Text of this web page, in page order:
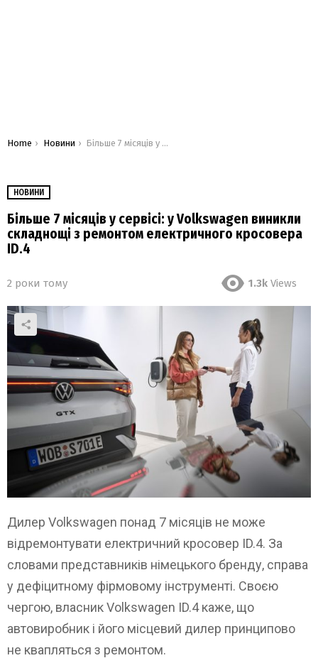
You are here:
Home Новини Більше 7 місяців у сервісі: у Volkswagen виникли складнощі з ремонтом електричного кросовера ID.4
НОВИНИ
Більше 7 місяців у сервісі: у Volkswagen виникли
складнощі з ремонтом електричного кросовера
ID.4
2 роки тому 1.3k Views
Дилер Volkswagen понад 7 місяців не може
відремонтувати електричний кросовер ID.4. За
словами представників німецького бренду, справа
у дефіцитному фірмовому інструменті. Своєю
чергою, власник Volkswagen ID.4 каже, що
автовиробник і його місцевий дилер принципово
не квапляться з ремонтом.